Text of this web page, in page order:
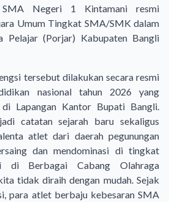
SMA Negeri 1 Kintamani resmi
Umum Tingkat SMA/SMK dalam
Pelajar (Porjar) Kabupaten Bangli
tersebut dilakukan secara resmi
nasional tahun 2026 yang
Lapangan Kantor Bupati Bangli.
catatan sejarah baru sekaligus
atlet dari daerah pegunungan
dan mendominasi di tingkat
di Berbagai Cabang Olahraga
tidak diraih dengan mudah. Sejak
para atlet berbaju kebesaran SMA